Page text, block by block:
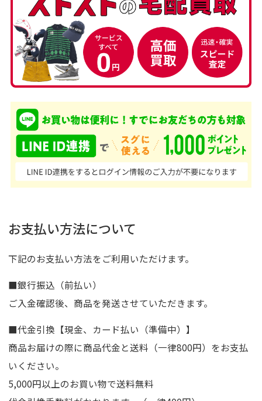
お支払い方法について
下記のお支払い方法をご利用いただけます。
■銀行振込（前払い）
ご入金確認後、商品を発送させていただきます。
■代金引換【現金、カード払い（準備中）】
商品お届けの際に商品代金と送料（一律800円）をお支払
いください。
5,000円以上のお買い物で送料無料